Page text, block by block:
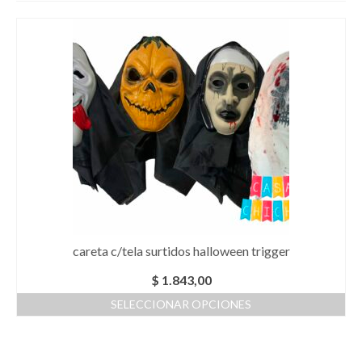
Finalizar compra
careta c/tela surtidos halloween trigger
$ 1.843,00
SELECCIONAR OPCIONES